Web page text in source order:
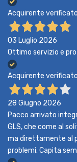
Acquirente verificato
03 Luglio 2026
Ottimo servizio e
Acquirente verificato
28 Giugno 2026
Pacco arrivato
GLS, che come al
ma direttamente al
problemi. Capita